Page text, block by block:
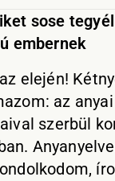
sose
embernek
elején!
az
szerbül